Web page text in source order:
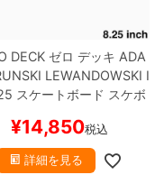
DECK ゼロ デッキ ADA
LEWANDOWSKI I
スケートボード スケボ
¥14,850税込
詳細を見る